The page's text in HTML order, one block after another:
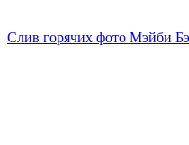
Слив горячих фото Мэйби